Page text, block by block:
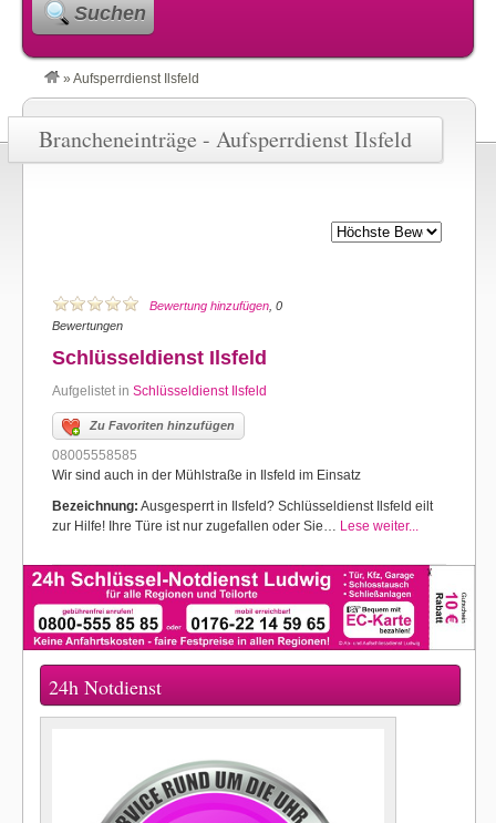
Suchen
» Aufsperrdienst Ilsfeld
Brancheneinträge - Aufsperrdienst Ilsfeld
Bewertung hinzufügen , 0
Bewertungen
Schlüsseldienst Ilsfeld
Aufgelistet in Schlüsseldienst Ilsfeld
Zu Favoriten hinzufügen
08005558585
Wir sind auch in der Mühlstraße in Ilsfeld im Einsatz
Bezeichnung: Ausgesperrt in Ilsfeld? Schlüsseldienst Ilsfeld eilt
zur Hilfe! Ihre Türe ist nur zugefallen oder Sie… Lese weiter...
24h Notdienst